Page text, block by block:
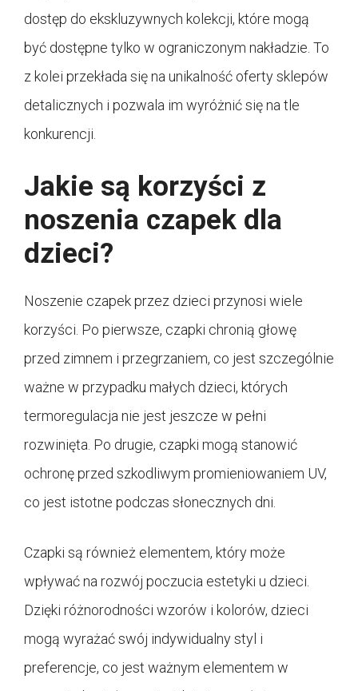
dostęp do ekskluzywnych kolekcji, które mogą
być dostępne tylko w ograniczonym nakładzie. To
z kolei przekłada się na unikalność oferty sklepów
detalicznych i pozwala im wyróżnić się na tle
konkurencji.
Jakie są korzyści z
noszenia czapek dla
dzieci?
Noszenie czapek przez dzieci przynosi wiele
korzyści. Po pierwsze, czapki chronią głowę
przed zimnem i przegrzaniem, co jest szczególnie
ważne w przypadku małych dzieci, których
termoregulacja nie jest jeszcze w pełni
rozwinięta. Po drugie, czapki mogą stanowić
ochronę przed szkodliwym promieniowaniem UV,
co jest istotne podczas słonecznych dni.
Czapki są również elementem, który może
wpływać na rozwój poczucia estetyki u dzieci.
Dzięki różnorodności wzorów i kolorów, dzieci
mogą wyrażać swój indywidualny styl i
preferencje, co jest ważnym elementem w